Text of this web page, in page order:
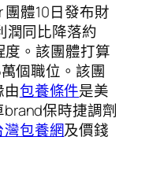
體10日發布財
潤同比降落約
度。該團體打算
個職位。該團
包養條件是美
brand保時捷調劑
灣包養網及價錢